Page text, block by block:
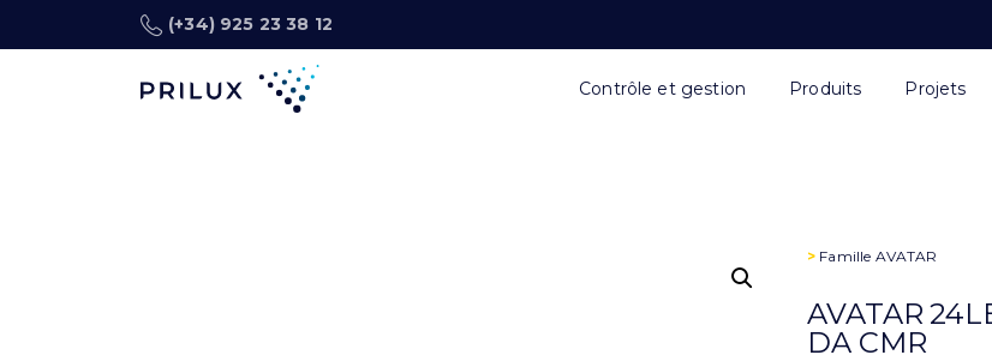
(+34) 925 23 38 12
Contrôle et gestion Produits Projets
> Famille AVATAR
AVATAR
DA CMR